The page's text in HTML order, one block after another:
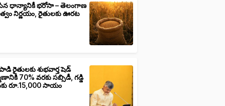
ధాన్యానికీ భరోసా – తెలంగాణ
నిర్ణయం, రైతులకు ఊరట
రైతులకు శుభవార్త షెడ్
70% వరకు సబ్సిడీ, గడ్డి
రూ.15,000 సాయం